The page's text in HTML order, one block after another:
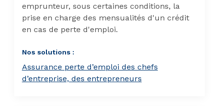
emprunteur, sous certaines conditions, la
prise en charge des mensualités d'un crédit
en cas de perte d'emploi.
Nos solutions :
Assurance perte d’emploi des chefs
d’entreprise, des entrepreneurs